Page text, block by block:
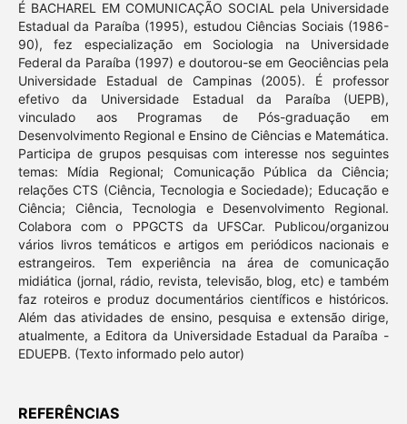
É BACHAREL EM COMUNICAÇÃO SOCIAL pela Universidade
Estadual da Paraíba (1995), estudou Ciências Sociais (1986-
90), fez especialização em Sociologia na Universidade
Federal da Paraíba (1997) e doutorou-se em Geociências pela
Universidade Estadual de Campinas (2005). É professor
efetivo da Universidade Estadual da Paraíba (UEPB),
vinculado aos Programas de Pós-graduação em
Desenvolvimento Regional e Ensino de Ciências e Matemática.
Participa de grupos pesquisas com interesse nos seguintes
temas: Mídia Regional; Comunicação Pública da Ciência;
relações CTS (Ciência, Tecnologia e Sociedade); Educação e
Ciência; Ciência, Tecnologia e Desenvolvimento Regional.
Colabora com o PPGCTS da UFSCar. Publicou/organizou
vários livros temáticos e artigos em periódicos nacionais e
estrangeiros. Tem experiência na área de comunicação
midiática (jornal, rádio, revista, televisão, blog, etc) e também
faz roteiros e produz documentários científicos e históricos.
Além das atividades de ensino, pesquisa e extensão dirige,
atualmente, a Editora da Universidade Estadual da Paraíba -
EDUEPB. (Texto informado pelo autor)
REFERÊNCIAS